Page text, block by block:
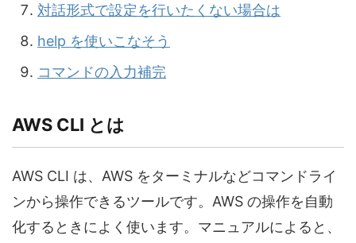
対話形式で設定を行いたくない場合は
help を使いこなそう
コマンドの入力補完
AWS CLI とは
AWS CLI は、AWS をターミナルなどコマンドライ
ンから操作できるツールです。AWS の操作を自動
化するときによく使います。マニュアルによると、